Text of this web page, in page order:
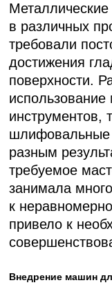
в различных
требовали
достижения
поверхности.
инструментов,
шлифовальные
разным
требуемое
занимала
к
привело к
Внедрение машин